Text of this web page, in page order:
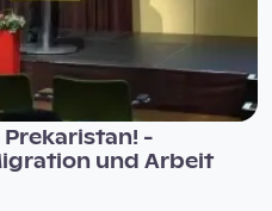
-
und Arbeit